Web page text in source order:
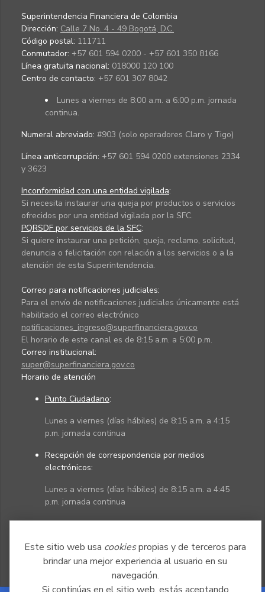
Este sitio web usa cookiespropias y de terceros para
brindar una mejor experiencia al usuario en su
navegación.
Superintendencia Financiera de Colombia
Dirección: Calle 7 No. 4 - 49 Bogotá, D.C.
Código postal: 111711
Conmutador: +57 601 594 0200 - +57 601 350 8166
Línea gratuita nacional: 018000 120 100
Centro de contacto: +57 601 307 8042
Lunes a viernes de 8:00 a.m. a 6:00 p.m. jornada
continua.
Numeral abreviado: #903 (solo operadores Claro y Tigo)
Línea anticorrupción: +57 601 594 0200 extensiones 2334
y 3623
Inconformidad con una entidad vigilada:
Si necesita instaurar una queja por productos o servicios
ofrecidos por una entidad vigilada por la SFC.
PQRSDF por servicios de la SFC:
Si quiere instaurar una petición, queja, reclamo, solicitud,
denuncia o felicitación con relación a los servicios o a la
atención de esta Superintendencia.
Correo para notificaciones judiciales:
Para el envío de notificaciones judiciales únicamente está
habilitado el correo electrónico
notificaciones_ingreso@superfinanciera.gov.co
El horario de este canal es de 8:15 a.m. a 5:00 p.m.
Correo institucional:
super@superfinanciera.gov.co
Horario de atención
Punto Ciudadano:
Lunes a viernes (días hábiles) de 8:15 a.m. a 4:15
p.m. jornada continua
Recepción de correspondencia por medios
electrónicos:
Lunes a viernes (días hábiles) de 8:15 a.m. a 4:45
p.m. jornada continua